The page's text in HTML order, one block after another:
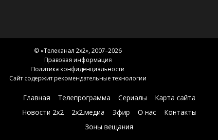
© «Телеканал 2x2», 2007–2026
Правовая информация
Политика конфиденциальности
Сайт содержит рекомендательные технологии
Главная Телепрограмма Сериалы
Карта сайта
Новости 2х2
2х2.медиа Эфир О нас
Контакты
Зоны вещания